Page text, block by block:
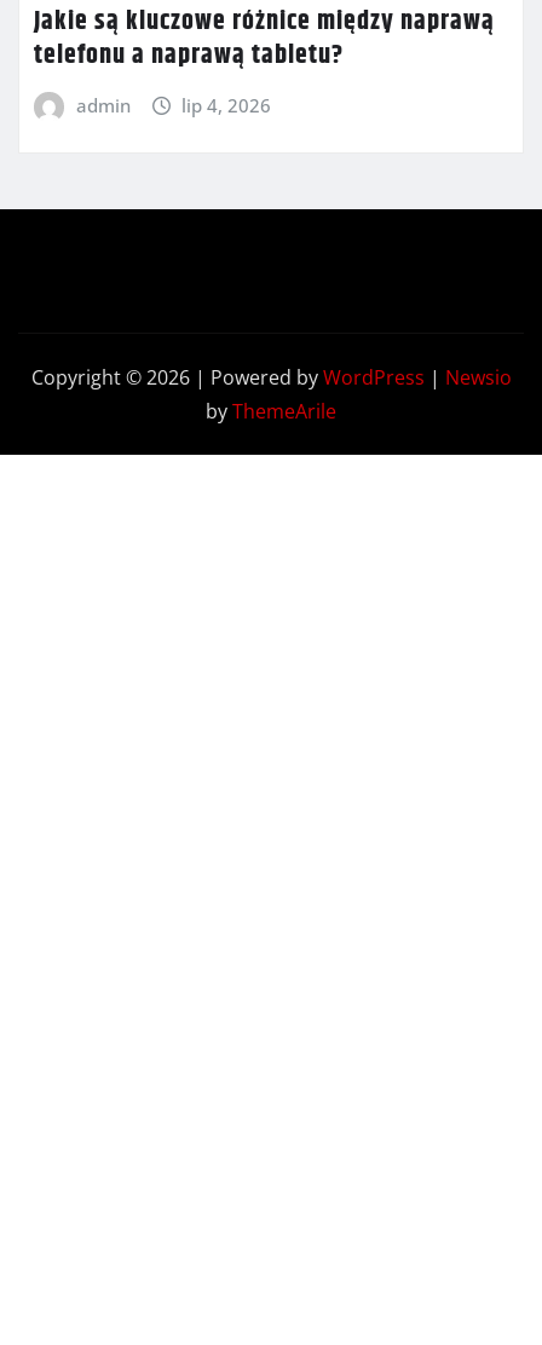
Jakie są kluczowe różnice między naprawą
telefonu a naprawą tabletu?
admin lip 4, 2026
Copyright © 2026 | Powered byWordPress | Newsio
byThemeArile